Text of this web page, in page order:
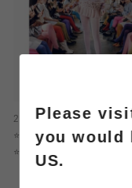
2025.12.13
⭐️あさぎーにょ×靴下屋コ
⭐️
Please
you would
US.